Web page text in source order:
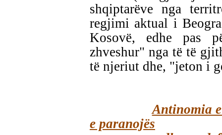
shqiptarëve nga
regjimi aktual i
Kosovë, edhe pas
zhveshur" nga të të
të njeriut dhe, "jeton i
Antinomia
e paranojës